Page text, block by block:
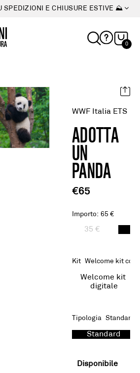
SPEDIZIONI E CHIUSURE ESTIVE ⛰
0
WWF Italia ETS
ADOTTA
UN
PANDA
€65
Importo: 65 €
35 €
Kit Welcome kit con
Welcome kit
digitale
Tipologia Standard
Standard
Disponibile